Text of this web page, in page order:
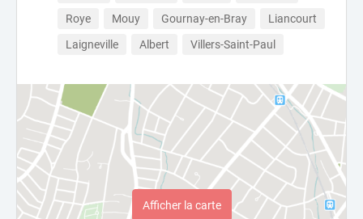
Roye
Mouy Gournay-en-Bray
Liancourt
Laigneville
Albert Villers-Saint-Paul
Afficher la carte